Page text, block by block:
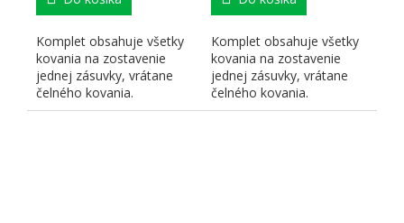
Komplet obsahuje všetky
kovania na zostavenie
jednej zásuvky, vrátane
čelného kovania.
Komplet obsahuje všetky
kovania na zostavenie
jednej zásuvky, vrátane
čelného kovania.